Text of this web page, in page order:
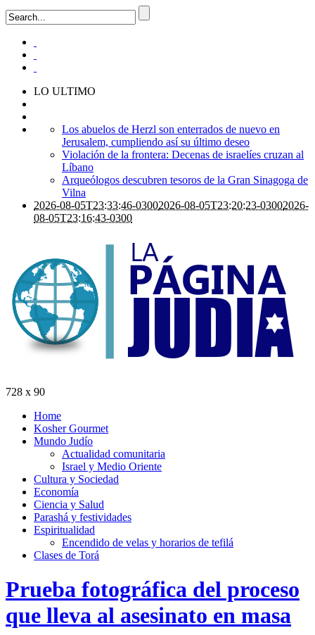
LO ULTIMO
Los abuelos de Herzl son enterrados de nuevo en
Jerusalem, cumpliendo así su último deseo
Violación de la frontera: Decenas de israelíes cruzan al
Líbano
Arqueólogos descubren tesoros de la Gran Sinagoga de
Vilna
2026-08-05T23:33:46-03002026-08-05T23:20:23-03002026-
08-05T23:16:43-0300
728 x 90
Home
Kosher Gourmet
Mundo Judío
Actualidad comunitaria
Israel y Medio Oriente
Cultura y Sociedad
Economía
Ciencia y Salud
Parashá y festividades
Espiritualidad
Encendido de velas y horarios de tefilá
Clases de Torá
Prueba fotográfica del proceso
que lleva al asesinato en masa